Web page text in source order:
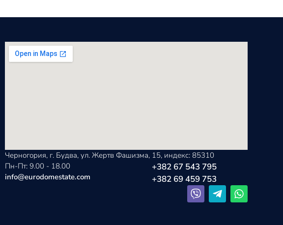
Черногория, г. Будва, ул. Жертв Фашизма, 15, индекс: 85310
Пн-Пт: 9.00 - 18.00
info@eurodomestate.com
+382 67 543 795
+382 69 459 753